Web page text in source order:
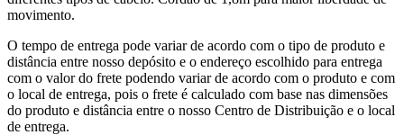
movimento.
O tempo de entrega pode variar de acordo com o tipo de produto e
distância entre nosso depósito e o endereço escolhido para entrega
com o valor do frete podendo variar de acordo com o produto e com
o local de entrega, pois o frete é calculado com base nas dimensões
do produto e distância entre o nosso Centro de Distribuição e o local
de entrega.